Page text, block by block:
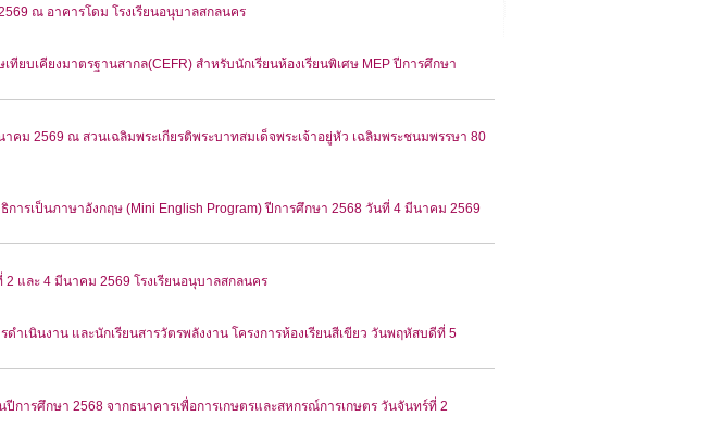
ณ อาคารโดม โรงเรียนอนุบาลสกลนคร
บเคียงมาตรฐานสากล(CEFR) สำหรับนักเรียนห้องเรียนพิเศษ MEP ปีการศึกษา
ม 2569 ณ สวนเฉลิมพระเกียรติพระบาทสมเด็จพระเจ้าอยู่หัว เฉลิมพระชนมพรรษา 80
ารเป็นภาษาอังกฤษ (Mini English Program) ปีการศึกษา 2568 วันที่ 4 มีนาคม 2569
และ 4 มีนาคม 2569 โรงเรียนอนุบาลสกลนคร
เนินงาน และนักเรียนสารวัตรพลังงาน โครงการห้องเรียนสีเขียว วันพฤหัสบดีที่ 5
การศึกษา 2568 จากธนาคารเพื่อการเกษตรและสหกรณ์การเกษตร วันจันทร์ที่ 2